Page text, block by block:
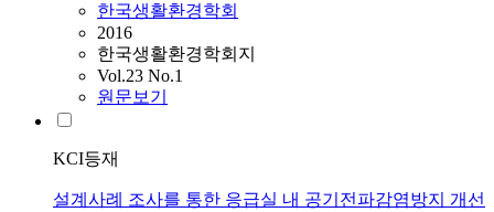
한국생활환경학회
2016
한국생활환경학회지
Vol.23 No.1
원문보기
KCI등재
설계사례 조사를 통한 응급실 내 공기전파감염방지 개선